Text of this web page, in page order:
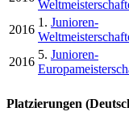
2016
1. Junioren-
2016
5. Junioren-
Platzierungen